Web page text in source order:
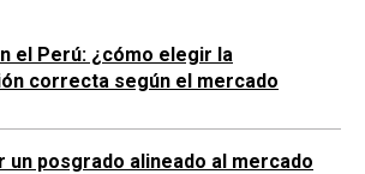
el Perú: ¿cómo elegir la
correcta según el mercado
un posgrado alineado al mercado